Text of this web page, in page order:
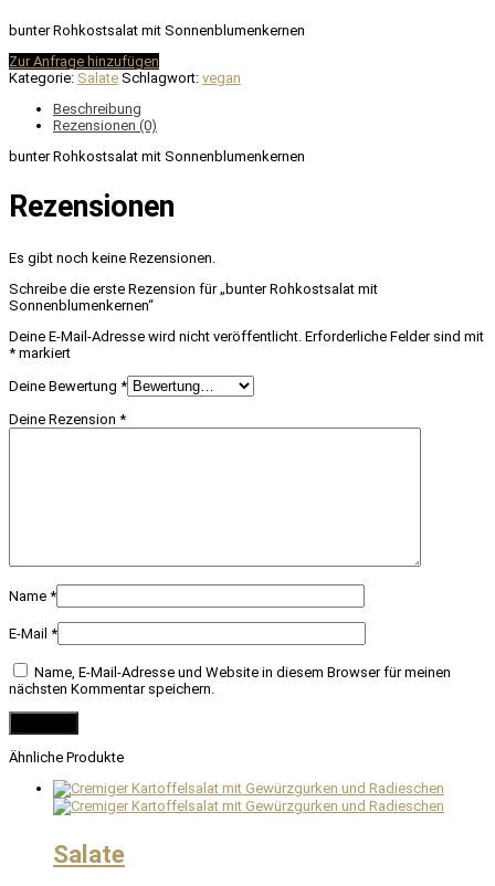
bunter Rohkostsalat mit Sonnenblumenkernen
Zur Anfrage hinzufügen
Kategorie: Salate Schlagwort: vegan
Beschreibung
Rezensionen (0)
bunter Rohkostsalat mit Sonnenblumenkernen
Rezensionen
Es gibt noch keine Rezensionen.
Schreibe die erste Rezension für „bunter Rohkostsalat mit
Sonnenblumenkernen“
Deine E-Mail-Adresse wird nicht veröffentlicht. Erforderliche Felder sind mit
* markiert
Deine Bewertung *
Deine Rezension *
Name *
E-Mail *
Name, E-Mail-Adresse und Website in diesem Browser für meinen
nächsten Kommentar speichern.
Ähnliche Produkte
Salate